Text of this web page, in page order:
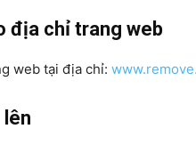
địa chỉ trang web
web tại địa chỉ:
lên